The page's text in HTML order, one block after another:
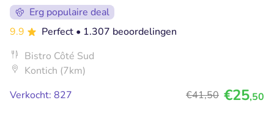
Erg populaire deal
9.9
Perfect • 1.307 beoordelingen
Bistro Côté Sud
Kontich (7km)
Verkocht: 827
€41,50 €25,50